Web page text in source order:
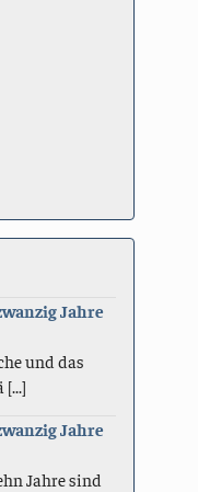
Jahre
und das
[...]
Jahre
Jahre sind